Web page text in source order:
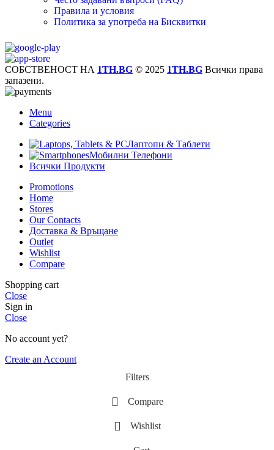
Правила и условия
Политика за употреба на Бисквитки
СОБСТВЕНОСТ НА 1TH.BG © 2025 1TH.BG Всички права
запазени.
Menu
Categories
Лаптопи & Таблети
Мобилни Телефони
Всички Продукти
Promotions
Home
Stores
Our Contacts
Доставка & Връщане
Outlet
Wishlist
Compare
Shopping cart
Close
Sign in
Close
No account yet?
Create an Account
Filters
Compare
Wishlist